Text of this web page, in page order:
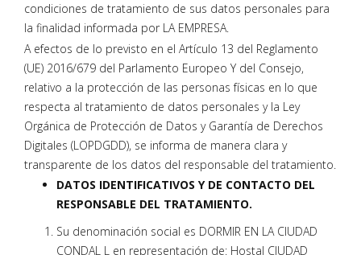
condiciones de tratamiento de sus datos personales para
la finalidad informada por LA EMPRESA.
A efectos de lo previsto en el Artículo 13 del Reglamento
(UE) 2016/679 del Parlamento Europeo Y del Consejo,
relativo a la protección de las personas físicas en lo que
respecta al tratamiento de datos personales y la Ley
Orgánica de Protección de Datos y Garantía de Derechos
Digitales (LOPDGDD), se informa de manera clara y
transparente de los datos del responsable del tratamiento.
DATOS IDENTIFICATIVOS Y DE CONTACTO DEL
RESPONSABLE DEL TRATAMIENTO.
Su denominación social es DORMIR EN LA CIUDAD
CONDAL L en representación de: Hostal CIUDAD